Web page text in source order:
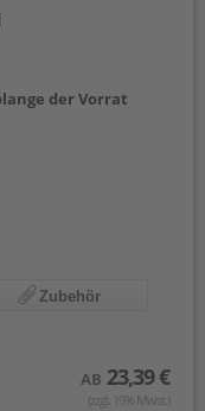
der Vorrat
Zubehör
AB 23,39 €
(zzgl. 19% Mwst.)